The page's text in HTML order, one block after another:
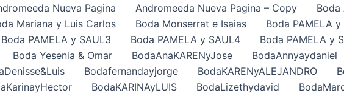
Nueva Pagina Andromeeda Nueva Pagina – Copy
Boda
Mariana y Luis Carlos Boda Monserrat e Isaias
Boda PAMELA y
Boda PAMELA y SAUL3 Boda PAMELA y SAUL4
Boda PAMELA y
Boda Yesenia & Omar BodaAnaKARENyJose BodaAnnyaydaniel
Bodafernandayjorge BodaKARENyALEJANDRO
BodaKARINAyLUIS BodaLizethydavid